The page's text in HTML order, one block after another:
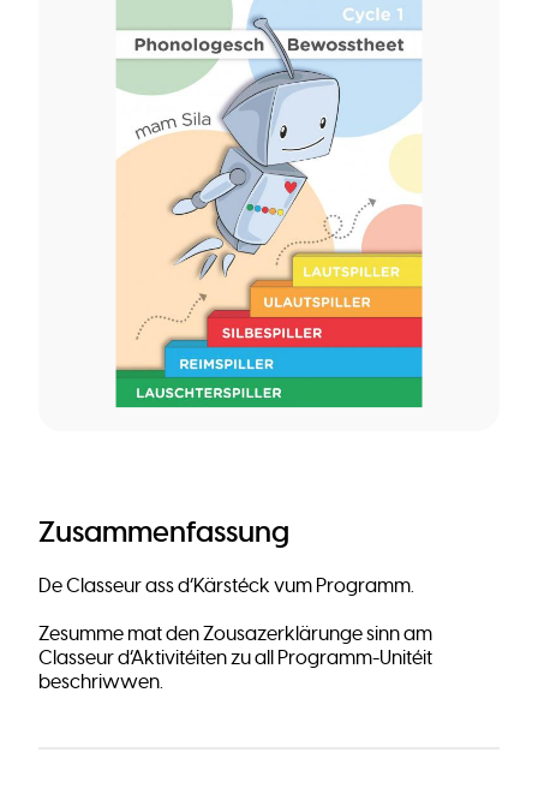
Zusammenfassung
De Classeur ass d’Kärstéck vum Programm.
Zesumme mat den Zousazerklärunge sinn am
Classeur d‘Aktivitéiten zu all Programm-Unitéit
beschriwwen.